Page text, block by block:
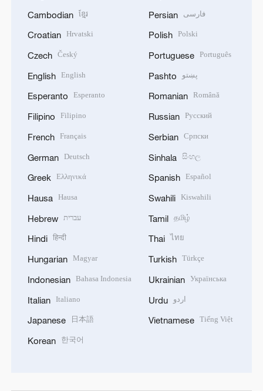
Cambodian ខ្មែរ
Croatian Hrvatski
Czech Český
English English
Esperanto Esperanto
Filipino Filipino
French Français
German Deutsch
Greek Ελληνικά
Hausa Hausa
Hebrew עברית
Hindi हिन्दी
Hungarian Magyar
Indonesian Bahasa Indonesia
Italian Italiano
Japanese 日本語
Korean 한국어
Persian فارسی
Polish Polski
Portuguese Português
Pashto پښتو
Romanian Română
Russian Русский
Serbian Српски
Sinhala සිංහල
Spanish Español
Swahili Kiswahili
Tamil தமிழ்
Thai ไทย
Turkish Türkçe
Ukrainian Українська
Urdu اردو
Vietnamese Tiếng Việt